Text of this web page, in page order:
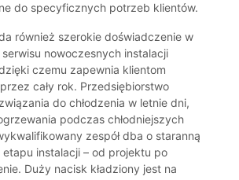
do specyficznych potrzeb klientów.
również szerokie doświadczenie w
nowoczesnych instalacji
czemu zapewnia klientom
cały rok. Przedsiębiorstwo
do chłodzenia w letnie dni,
podczas chłodniejszych
zespół dba o staranną
instalacji – od projektu po
Duży nacisk kładziony jest na